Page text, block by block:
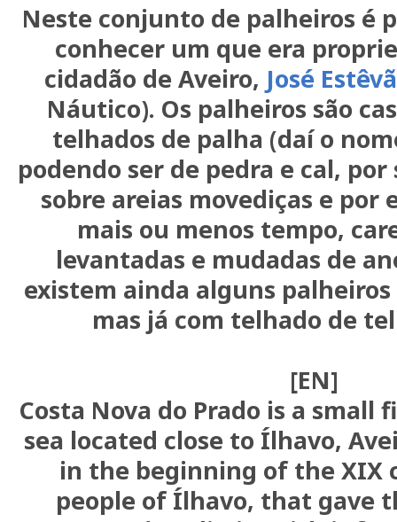
Neste conjunto de palheiros é
conhecer um que era
cidadão de Aveiro, José
Náutico). Os palheiros são
telhados de palha (daí o
podendo ser de pedra e cal,
sobre areias movediças e por
mais ou menos tempo,
levantadas e mudadas de
existem ainda alguns
mas já com telhado de
[EN]
Costa Nova do Prado is a
sea located close to Ílhavo,
in the beginning of the XIX
people of Ílhavo, that gave